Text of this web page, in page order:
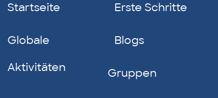
Startseite Erste Schritte
Globale
Aktivitäten
Blogs
Gruppen